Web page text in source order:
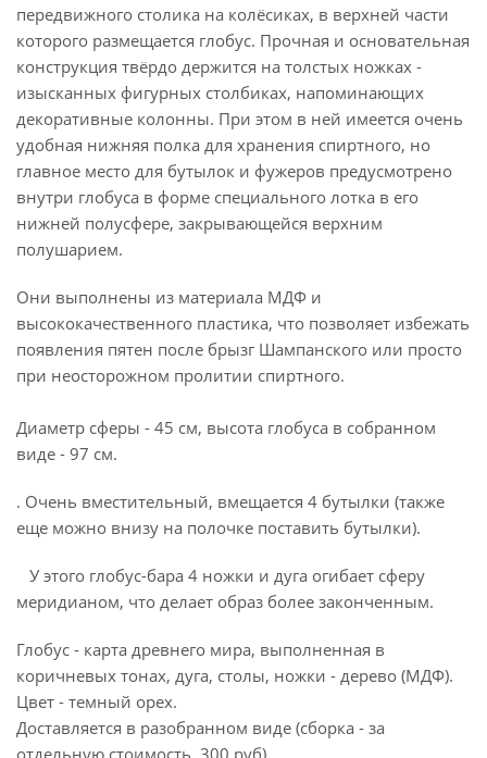
передвижного столика на колёсиках, в верхней части
которого размещается глобус. Прочная и основательная
конструкция твёрдо держится на толстых ножках -
изысканных фигурных столбиках, напоминающих
декоративные колонны. При этом в ней имеется очень
удобная нижняя полка для хранения спиртного, но
главное место для бутылок и фужеров предусмотрено
внутри глобуса в форме специального лотка в его
нижней полусфере, закрывающейся верхним
полушарием.
Они выполнены из материала МДФ и
высококачественного пластика, что позволяет избежать
появления пятен после брызг Шампанского или просто
при неосторожном пролитии спиртного.
Диаметр сферы - 45 см, высота глобуса в собранном
виде - 97 см.
. Очень вместительный, вмещается 4 бутылки (также
еще можно внизу на полочке поставить бутылки).
У этого глобус-бара 4 ножки и дуга огибает сферу
меридианом, что делает образ более законченным.
Глобус - карта древнего мира, выполненная в
коричневых тонах, дуга, столы, ножки - дерево (МДФ).
Цвет - темный орех.
Доставляется в разобранном виде (сборка - за
отдельную стоимость, 300 руб).